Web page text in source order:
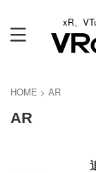
xR、
HOME > AR
AR